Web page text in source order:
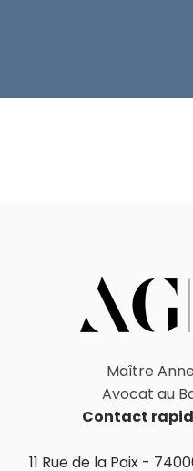
Maître
Avocat au
Contact
11 Rue de la Paix -